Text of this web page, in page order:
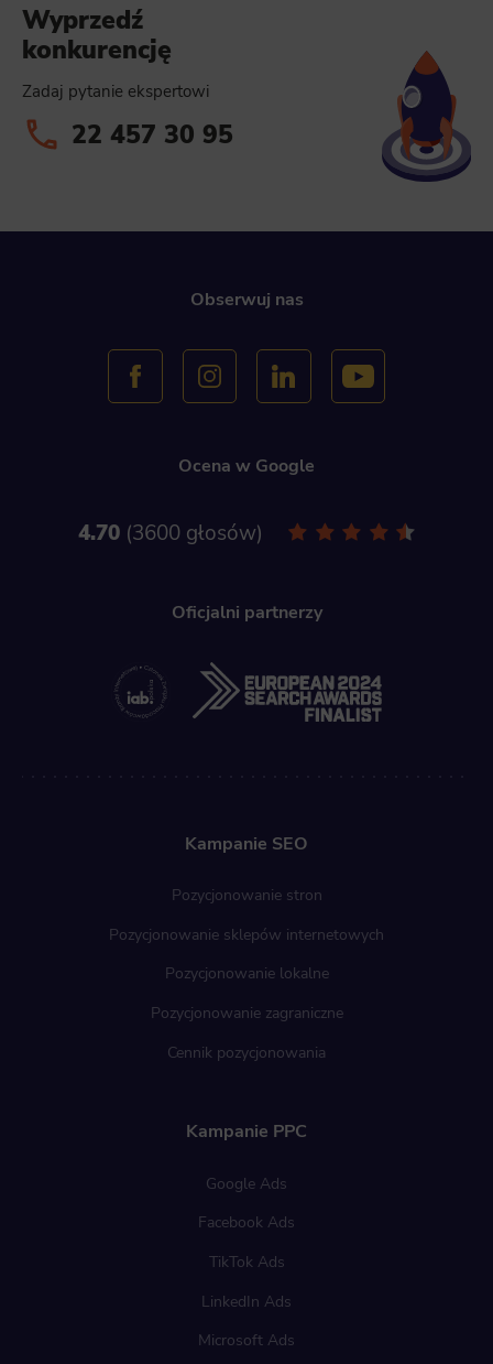
Wyprzedź
konkurencję
Zadaj pytanie ekspertowi
22 457 30 95
Obserwuj nas
Ocena w Google
4.70 3600 głosów
Oficjalni partnerzy
Kampanie SEO
Pozycjonowanie stron
Pozycjonowanie sklepów internetowych
Pozycjonowanie lokalne
Pozycjonowanie zagraniczne
Cennik pozycjonowania
Kampanie PPC
Google Ads
Facebook Ads
TikTok Ads
LinkedIn Ads
Microsoft Ads